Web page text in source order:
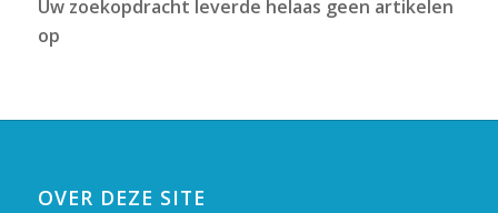
Uw zoekopdracht leverde helaas geen artikelen
op
OVER DEZE SITE